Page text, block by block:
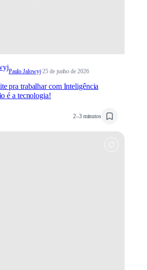
Paulo Jalowyj·25 de junho de 2026
pra trabalhar com Inteligência
é a tecnologia!
2–3 minutos